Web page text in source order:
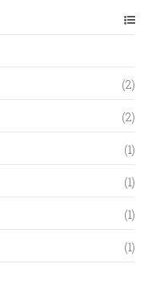
(2)
(2)
(1)
(1)
(1)
(1)